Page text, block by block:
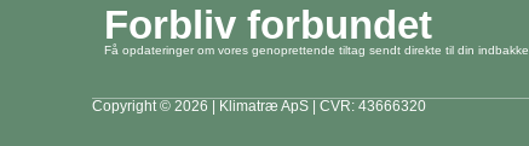
Forbliv forbundet
Få opdateringer om vores genoprettende tiltag sendt direkte til din indbakke.
Copyright © 2026 | Klimatræ ApS | CVR: 43666320